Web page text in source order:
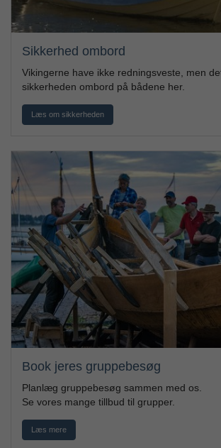
Sikkerhed ombord
Vikingerne have ikke redningsveste, men
sikkerheden ombord på bådene her.
Læs om sikkerheden
Book jeres gruppebesøg
Planlæg gruppebesøg sammen med os.
Se vores mange tillbud til grupper.
Læs mere